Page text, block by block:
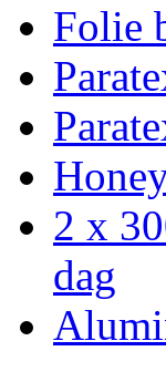
Folie
2 x
dag